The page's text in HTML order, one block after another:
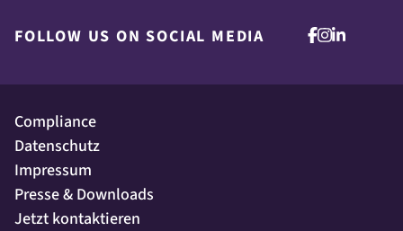
FOLLOW US ON SOCIAL MEDIA
Compliance
Datenschutz
Impressum
Presse & Downloads
Jetzt kontaktieren